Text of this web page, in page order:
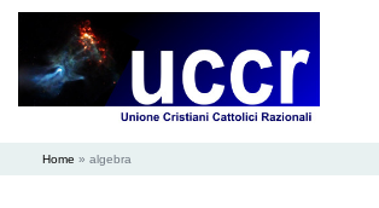
Home » algebra